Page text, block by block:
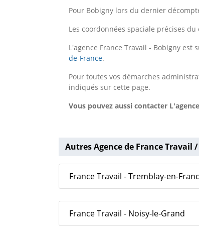
Pour Bobigny lors du dernier
Les coordonnées spaciale précises
L'agence France Travail - Bobigny est
de-France.
Pour toutes vos démarches
indiqués sur cette page.
Vous pouvez aussi contacter
Autres Agence de France Travail
France Travail - Tremblay-en-
France Travail - Noisy-le-Grand